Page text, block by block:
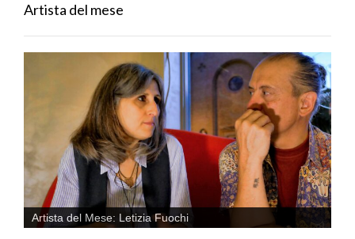
Artista del mese
Artista del Mese: Letizia Fuochi